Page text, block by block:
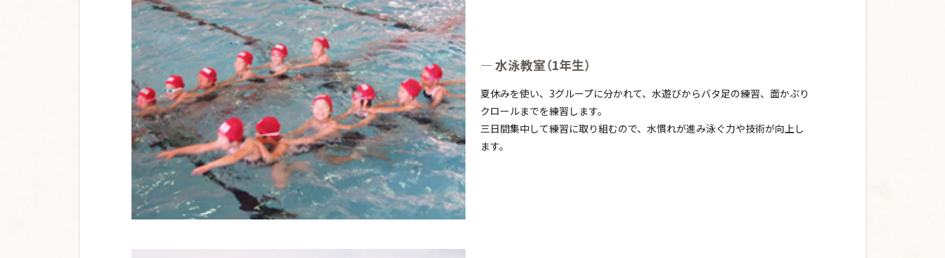
水泳教室（1年生）
夏休みを使い、3グループに分かれて、水遊びからバタ足の練習、面かぶり
クロールまでを練習します。
三日間集中して練習に取り組むので、水慣れが進み泳ぐ力や技術が向上し
ます。